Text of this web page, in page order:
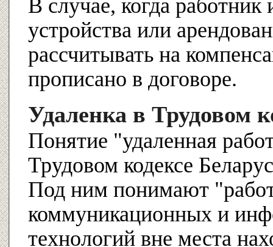
В случае, когда работник
устройства или
рассчитывать на
прописано в договоре.
Удаленка в Трудовом
Понятие "удаленная
Трудовом кодексе
Под ним понимают
коммуникационных и
технологий вне места